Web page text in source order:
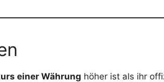
einer Währung höher ist als ihr